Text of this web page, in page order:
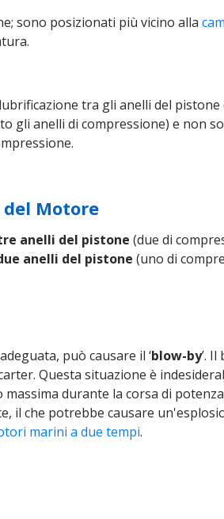
sono posizionati più vicino alla
tra gli anelli del
gli anelli di compressione) e non
Motore
anelli del pistone (due di
anelli del pistone (uno di
può causare il ‘blow-by’.
Questa situazione è
durante la corsa di
il che potrebbe causare
marini a due tempi.